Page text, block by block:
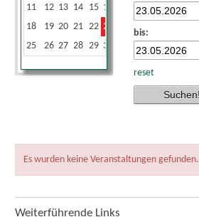
11
12 13 14 15 16
18
19 20 21 22 23
25
26 27 28 29 30
bis:
reset
Es wurden keine Veranstaltungen gefunden.
Weiterführende Links